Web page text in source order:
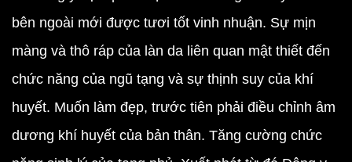
bên ngoài mới được tươi tốt vinh nhuận. Sự mịn
màng và thô ráp của làn da liên quan mật thiết đến
chức năng của ngũ tạng và sự thịnh suy của khí
huyết. Muốn làm đẹp, trước tiên phải điều chỉnh âm
dương khí huyết của bản thân. Tăng cường chức